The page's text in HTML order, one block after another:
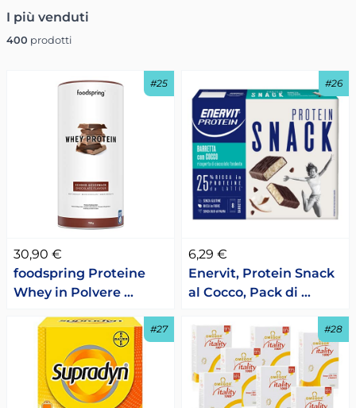
I più venduti
400 prodotti
#25
30,90 €
foodspring Proteine
Whey in Polvere …
#26
6,29 €
Enervit, Protein Snack
al Cocco, Pack di …
#27 #28